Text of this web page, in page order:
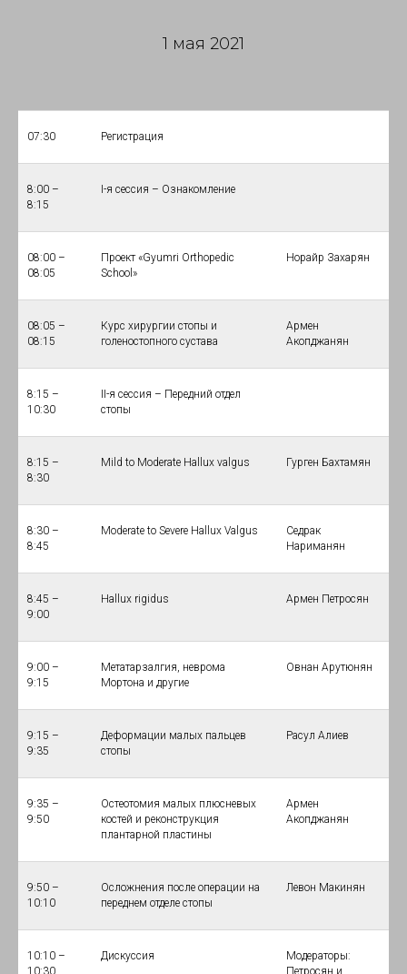
1 мая 2021
07:30 Регистрация
8:00 –
8:15
I-я сессия – Ознакомление
08:00 –
08:05
Проект «Gyumri Orthopedic
School»
Норайр Захарян
08:05 –
08:15
Курс хирургии стопы и
голеностопного сустава
Армен
Акопджанян
8:15 –
10:30
II-я сессия – Передний отдел
стопы
8:15 –
8:30
Mild to Moderate Hallux valgus Гурген Бахтамян
8:30 –
8:45
Moderate to Severe Hallux Valgus
Седрак
Нариманян
8:45 –
9:00
Halluх rigidus Армен Петросян
9:00 –
9:15
Метатарзалгия, неврома
Мортона и другие
Овнан Арутюнян
9:15 –
9:35
Деформации малых пальцев
стопы
Расул Алиев
9:35 –
9:50
Остеотомия малых плюсневых
костей и реконструкция
плантарной пластины
Армен
Акопджанян
9:50 –
10:10
Осложнения после операции на
переднем отделе стопы
Левон Макинян
10:10 –
10:30
Дискуссия
Модераторы:
Петросян и